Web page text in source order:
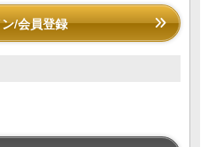
/会員登録